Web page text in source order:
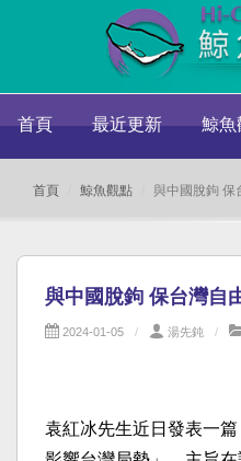
首頁 最近更新 鯨魚
首頁 鯨魚觀點 與中國脫鉤 保
與中國脫鉤 保台灣自
2024-01-05 湯先鈍
袁紅冰先生近日發表一